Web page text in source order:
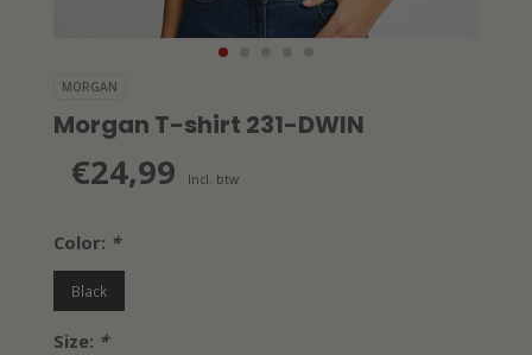
MORGAN
Morgan T-shirt 231-DWIN
€24,99 Incl. btw
Color: *
Black
Size: *